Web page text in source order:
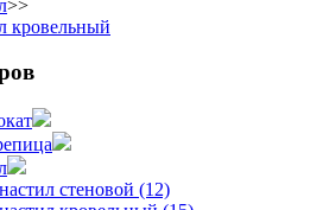
>>
кровельный
стеновой (12)